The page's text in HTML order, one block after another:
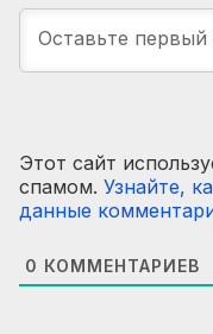
Этот сайт
спамом. Узнайте,
данные
0 КОММЕНТАРИЕВ